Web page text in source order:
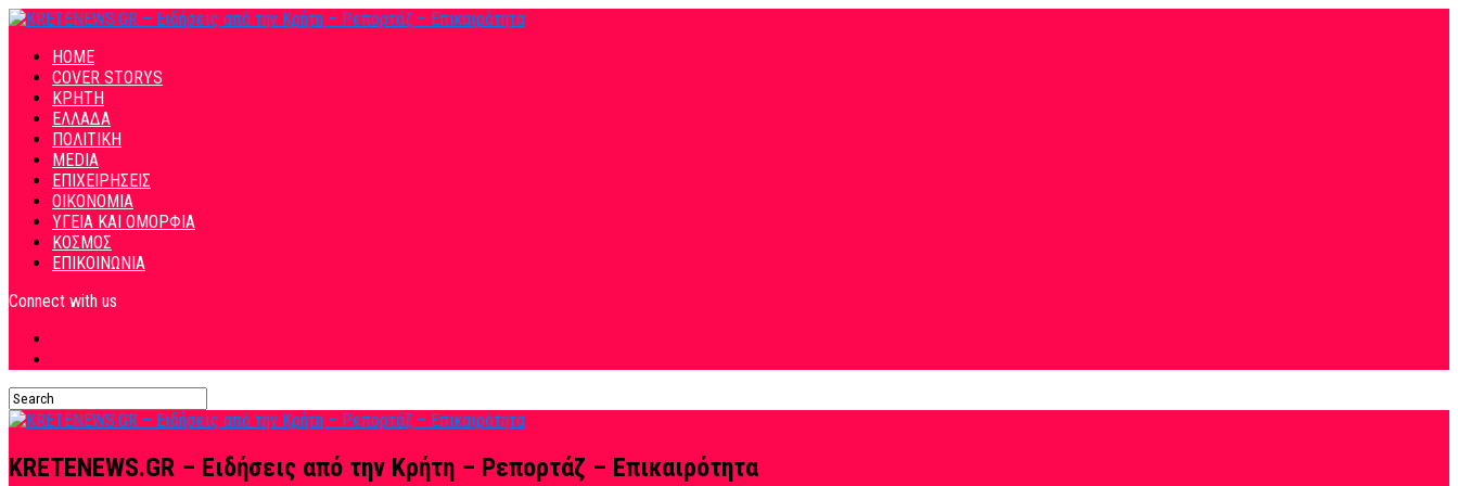
HOME
COVER STORYS
ΚΡΗΤΗ
ΕΛΛΑΔΑ
ΠΟΛΙΤΙΚΗ
MEDIA
ΕΠΙΧΕΙΡΗΣΕΙΣ
ΟΙΚΟΝΟΜΙΑ
ΥΓΕΙΑ ΚΑΙ ΟΜΟΡΦΙΑ
ΚΟΣΜΟΣ
ΕΠΙΚΟΙΝΩΝΙΑ
Connect with us
KRETENEWS.GR – Ειδήσεις από την Κρήτη – Ρεπορτάζ – Επικαιρότητα